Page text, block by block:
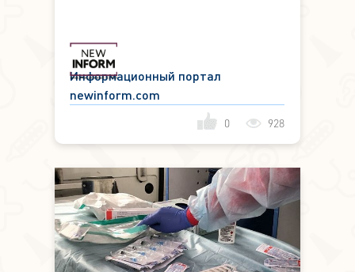
Информационный портал
newinform.com
0 928